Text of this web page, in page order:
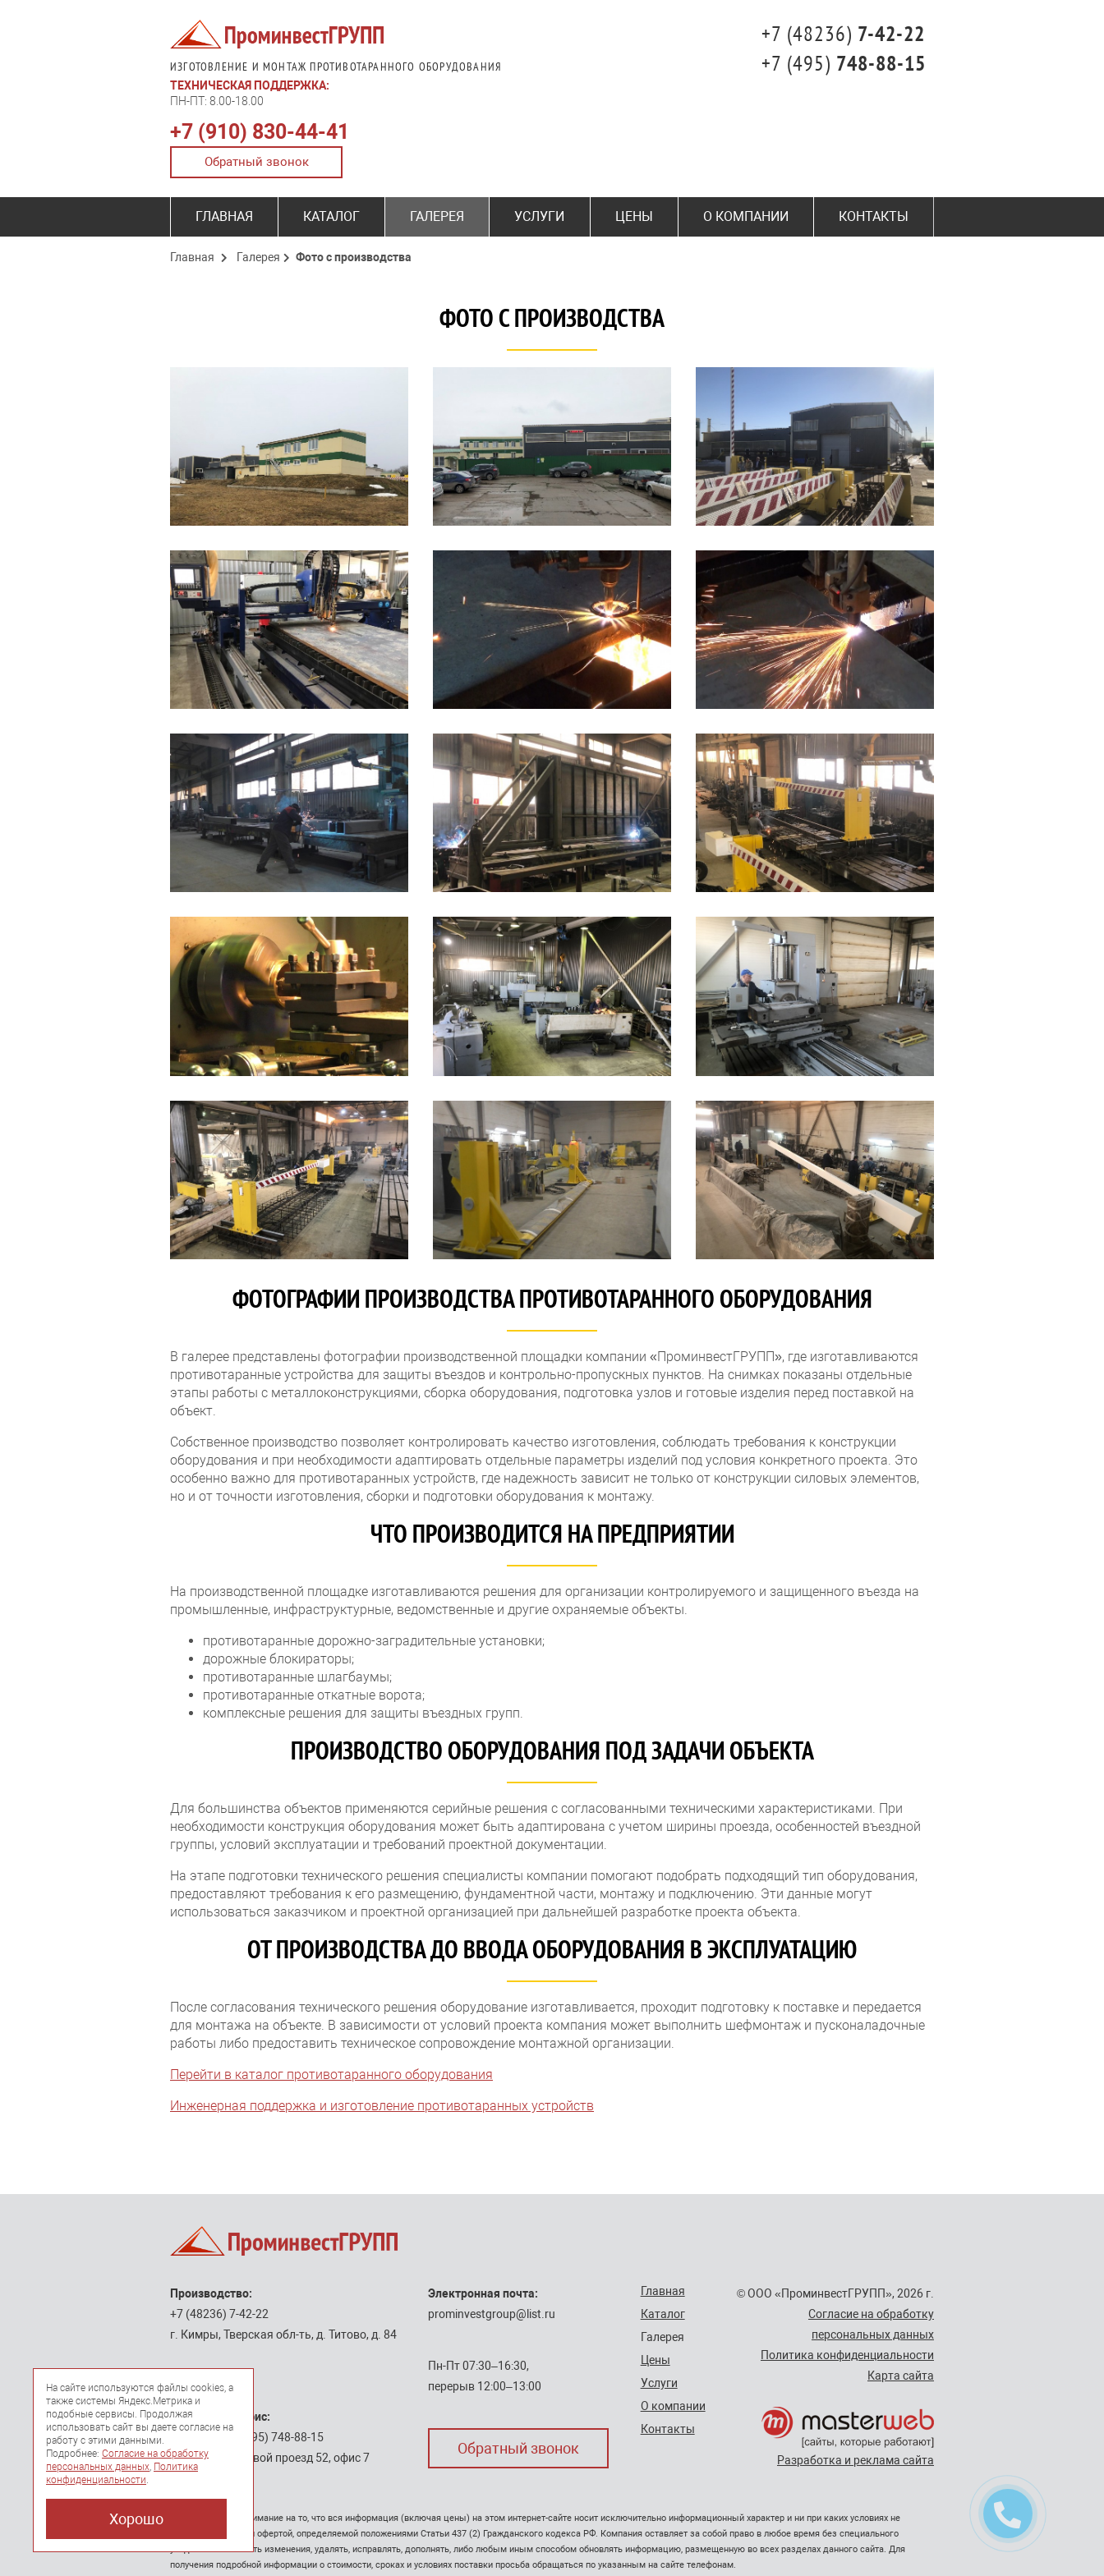
ИЗГОТОВЛЕНИЕ И МОНТАЖ ПРОТИВОТАРАННОГО ОБОРУДОВАНИЯ
+7 (48236) 7-42-22
+7 (495) 748-88-15
ТЕХНИЧЕСКАЯ ПОДДЕРЖКА:
ПН-ПТ: 8.00-18.00
+7 (910) 830-44-41
Обратный звонок
ГЛАВНАЯ КАТАЛОГ ГАЛЕРЕЯ УСЛУГИ ЦЕНЫ О КОМПАНИИ КОНТАКТЫ
Главная Галерея Фото с производства
ФОТО С ПРОИЗВОДСТВА
ФОТОГРАФИИ ПРОИЗВОДСТВА ПРОТИВОТАРАННОГО ОБОРУДОВАНИЯ
В галерее представлены фотографии производственной площадки компании «ПроминвестГРУПП», где изготавливаются
противотаранные устройства для защиты въездов и контрольно-пропускных пунктов. На снимках показаны отдельные
этапы работы с металлоконструкциями, сборка оборудования, подготовка узлов и готовые изделия перед поставкой на
объект.
Собственное производство позволяет контролировать качество изготовления, соблюдать требования к конструкции
оборудования и при необходимости адаптировать отдельные параметры изделий под условия конкретного проекта. Это
особенно важно для противотаранных устройств, где надежность зависит не только от конструкции силовых элементов,
но и от точности изготовления, сборки и подготовки оборудования к монтажу.
ЧТО ПРОИЗВОДИТСЯ НА ПРЕДПРИЯТИИ
На производственной площадке изготавливаются решения для организации контролируемого и защищенного въезда на
промышленные, инфраструктурные, ведомственные и другие охраняемые объекты.
противотаранные дорожно-заградительные установки;
дорожные блокираторы;
противотаранные шлагбаумы;
противотаранные откатные ворота;
комплексные решения для защиты въездных групп.
ПРОИЗВОДСТВО ОБОРУДОВАНИЯ ПОД ЗАДАЧИ ОБЪЕКТА
Для большинства объектов применяются серийные решения с согласованными техническими характеристиками. При
необходимости конструкция оборудования может быть адаптирована с учетом ширины проезда, особенностей въездной
группы, условий эксплуатации и требований проектной документации.
На этапе подготовки технического решения специалисты компании помогают подобрать подходящий тип оборудования,
предоставляют требования к его размещению, фундаментной части, монтажу и подключению. Эти данные могут
использоваться заказчиком и проектной организацией при дальнейшей разработке проекта объекта.
ОТ ПРОИЗВОДСТВА ДО ВВОДА ОБОРУДОВАНИЯ В ЭКСПЛУАТАЦИЮ
После согласования технического решения оборудование изготавливается, проходит подготовку к поставке и передается
для монтажа на объекте. В зависимости от условий проекта компания может выполнить шефмонтаж и пусконаладочные
работы либо предоставить техническое сопровождение монтажной организации.
Перейти в каталог противотаранного оборудования
Инженерная поддержка и изготовление противотаранных устройств
Производство:
+7 (48236) 7-42-22
г. Кимры, Тверская обл-ть, д. Титово, д. 84
Московский офис:
+7 (495) 748-88-15
г. Москва, Путевой проезд 52, офис 7
Электронная почта:
prominvestgroup@list.ru
Пн-Пт 07:30–16:30,
перерыв 12:00–13:00
Обратный звонок
Главная
Каталог
Галерея
Цены
Услуги
О компании
Контакты
© ООО «ПроминвестГРУПП», 2026 г.
Согласие на обработку
персональных данных
Политика конфиденциальности
Карта сайта
Разработка и реклама сайта
Обращаем ваше внимание на то, что вся информация (включая цены) на этом интернет-сайте носит исключительно информационный характер и ни при каких условиях не
является публичной офертой, определяемой положениями Статьи 437 (2) Гражданского кодекса РФ. Компания оставляет за собой право в любое время без специального
уведомления вносить изменения, удалять, исправлять, дополнять, либо любым иным способом обновлять информацию, размещенную во всех разделах данного сайта. Для
получения подробной информации о стоимости, сроках и условиях поставки просьба обращаться по указанным на сайте телефонам.
На сайте используются файлы cookies, а
также системы Яндекс.Метрика и
подобные сервисы. Продолжая
использовать сайт вы даете согласие на
работу с этими данными.
Подробнее: Согласие на обработку
персональных данных, Политика
конфиденциальности.
Хорошо